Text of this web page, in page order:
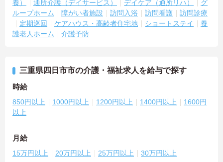
養）
通所介護（デイサービス） デイケア（通所リハ）
グ
ループホーム
障がい者施設 訪問入浴 訪問看護
訪問診療
定期巡回
ケアハウス・高齢者住宅地 ショートステイ
養
護老人ホーム
介護予防
三重県四日市市の介護・福祉求人を給与で探す
時給
850円以上 1000円以上 1200円以上 1400円以上
1600円
以上
月給
15万円以上 20万円以上 25万円以上 30万円以上